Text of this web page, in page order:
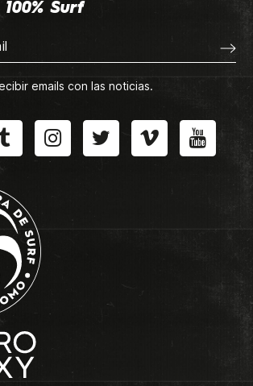
Surf
emails con las noticias.